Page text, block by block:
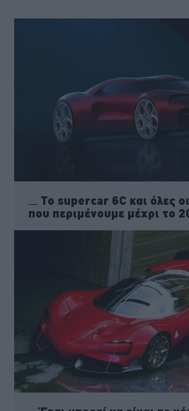
Το supercar 6C και όλες
που περιμένουμε μέχρι το